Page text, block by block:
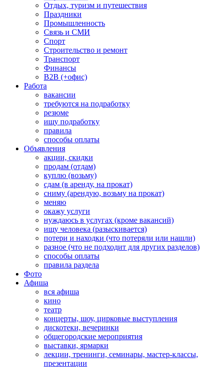
Отдых, туризм и путешествия
Праздники
Промышленность
Связь и СМИ
Спорт
Строительство и ремонт
Транспорт
Финансы
B2B (+офис)
Работа
вакансии
требуются на подработку
резюме
ищу подработку
правила
способы оплаты
Объявления
акции, скидки
продам (отдам)
куплю (возьму)
сдам (в аренду, на прокат)
сниму (арендую, возьму на прокат)
меняю
окажу услуги
нуждаюсь в услугах (кроме вакансий)
ищу человека (разыскивается)
потери и находки (что потеряли или нашли)
разное (что не подходит для других разделов)
способы оплаты
правила раздела
Фото
Афиша
вся афиша
кино
театр
концерты, шоу, цирковые выступления
дискотеки, вечеринки
общегородские мероприятия
выставки, ярмарки
лекции, тренинги, семинары, мастер-классы,
презентации